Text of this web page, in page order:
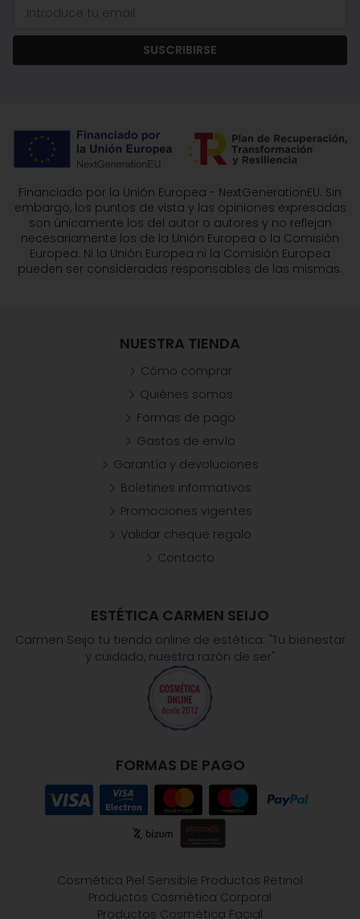
SUSCRIBIRSE
Financiado por la Unión Europea - NextGenerationEU. Sin
embargo, los puntos de vista y las opiniones expresadas
son únicamente los del autor o autores y no reflejan
necesariamente los de la Unión Europea o la Comisión
Europea. Ni la Unión Europea ni la Comisión Europea
pueden ser consideradas responsables de las mismas.
ESTÉTICA CARMEN SEIJO
Carmen Seijo tu tienda online de estética: "Tu bienestar
y cuidado, nuestra razón de ser"
FORMAS DE PAGO
NUESTRA TIENDA
Cómo comprar
Quiénes somos
Formas de pago
Gastos de envío
Garantía y devoluciones
Boletines informativos
Promociones vigentes
Validar cheque regalo
Contacto
Cosmética Piel Sensible Productos Retinol
Productos Cosmética Corporal
Productos Cosmética Facial